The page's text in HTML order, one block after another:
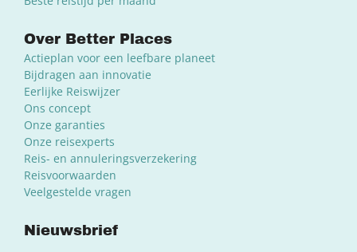
Over Better Places
Actieplan voor een leefbare planeet
Bijdragen aan innovatie
Eerlijke Reiswijzer
Ons concept
Onze garanties
Onze reisexperts
Reis- en annuleringsverzekering
Reisvoorwaarden
Veelgestelde vragen
Nieuwsbrief